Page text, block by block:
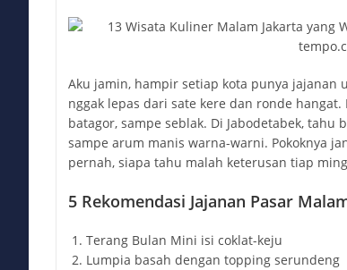
Aku jamin, hampir setiap kota punya jajanan
nggak lepas dari sate kere dan ronde
batagor, sampe seblak. Di Jabodetabek, tahu
sampe arum manis warna-warni. Pokoknya
pernah, siapa tahu malah keterusan tiap
5 Rekomendasi Jajanan Pasar
Terang Bulan Mini isi coklat-keju
Lumpia basah dengan topping serundeng